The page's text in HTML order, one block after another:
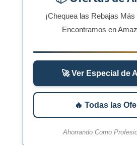
¡Chequea las Rebajas
Encontramos en
🚀 Ver Especial de
🔥 Todas las
Ahorrando Como